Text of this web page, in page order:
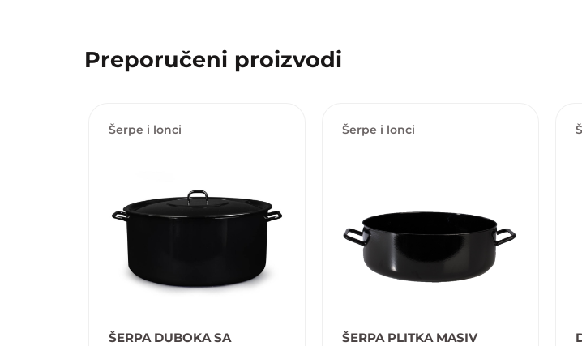
Preporučeni proizvodi
Šerpe i lonci
ŠERPA DUBOKA SA
Šerpe i lonci
ŠERPA PLITKA MASIV